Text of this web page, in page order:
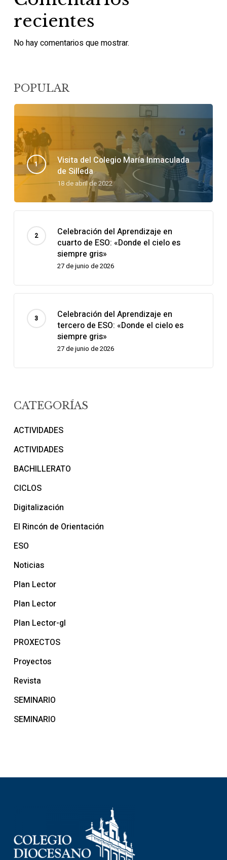
recientes
No hay comentarios que mostrar.
POPULAR
Visita del Colegio María Inmaculada
de Silleda
18 de abril de 2022
Celebración del Aprendizaje en
cuarto de ESO: «Donde el cielo es
siempre gris»
27 de junio de 2026
Celebración del Aprendizaje en
tercero de ESO: «Donde el cielo es
siempre gris»
27 de junio de 2026
CATEGORÍAS
ACTIVIDADES
ACTIVIDADES
BACHILLERATO
CICLOS
Digitalización
El Rincón de Orientación
ESO
Noticias
Plan Lector
Plan Lector
Plan Lector-gl
PROXECTOS
Proyectos
Revista
SEMINARIO
SEMINARIO